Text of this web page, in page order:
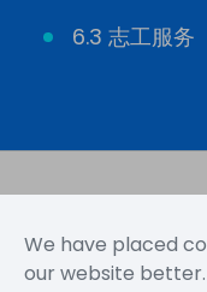
6.3 志工服务
部颁发
网站地图 使用规定
We have placed
our website